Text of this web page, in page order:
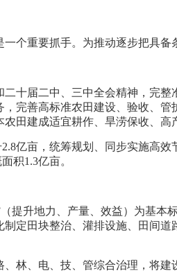
个重要抓手。为推动逐步把具备
十届二中、三中全会精神，完
完善高标准农田建设、验收、
田建成适宜耕作、旱涝保收、高
亿亩，统筹规划、同步实施高
积1.3亿亩。
提升地力、产量、效益）为基
定田块整治、灌排设施、田间
林、电、技、管综合治理，将